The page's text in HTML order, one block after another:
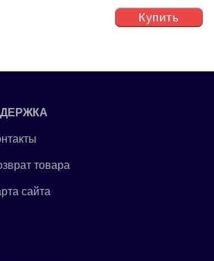
Купить
товара
сайта